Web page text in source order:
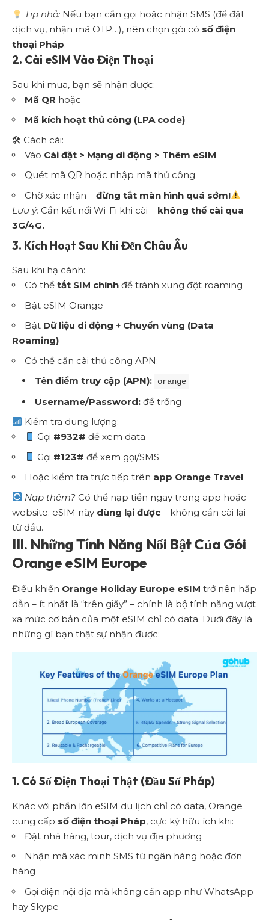
Tip nhỏ: Nếu bạn cần gọi hoặc nhận SMS (để đặt
dịch vụ, nhận mã OTP…), nên chọn gói có số điện
thoại Pháp.
2. Cài eSIM Vào Điện Thoại
Sau khi mua, bạn sẽ nhận được:
Mã QR hoặc
Mã kích hoạt thủ công (LPA code)
🛠 Cách cài:
Vào Cài đặt > Mạng di động > Thêm eSIM
Quét mã QR hoặc nhập mã thủ công
Chờ xác nhận – đừng tắt màn hình quá sớm!
Lưu ý: Cần kết nối Wi-Fi khi cài – không thể cài qua
3G/4G.
3. Kích Hoạt Sau Khi Đến Châu Âu
Sau khi hạ cánh:
Có thể tắt SIM chính để tránh xung đột roaming
Bật eSIM Orange
Bật Dữ liệu di động + Chuyển vùng (Data
Roaming)
Có thể cần cài thủ công APN:
Tên điểm truy cập (APN):
orange
Username/Password: để trống
Kiểm tra dung lượng:
Gọi #932# để xem data
Gọi #123# để xem gọi/SMS
Hoặc kiểm tra trực tiếp trên app Orange Travel
Nạp thêm? Có thể nạp tiền ngay trong app hoặc
website. eSIM này dùng lại được – không cần cài lại
từ đầu.
III. Những Tính Năng Nổi Bật Của Gói
Orange eSIM Europe
Điều khiến Orange Holiday Europe eSIM trở nên hấp
dẫn – ít nhất là “trên giấy” – chính là bộ tính năng vượt
xa mức cơ bản của một eSIM chỉ có data. Dưới đây là
những gì bạn thật sự nhận được:
1. Có Số Điện Thoại Thật (Đầu Số Pháp)
Khác với phần lớn eSIM du lịch chỉ có data, Orange
cung cấp số điện thoại Pháp, cực kỳ hữu ích khi:
Đặt nhà hàng, tour, dịch vụ địa phương
Nhận mã xác minh SMS từ ngân hàng hoặc đơn
hàng
Gọi điện nội địa mà không cần app như WhatsApp
hay Skype